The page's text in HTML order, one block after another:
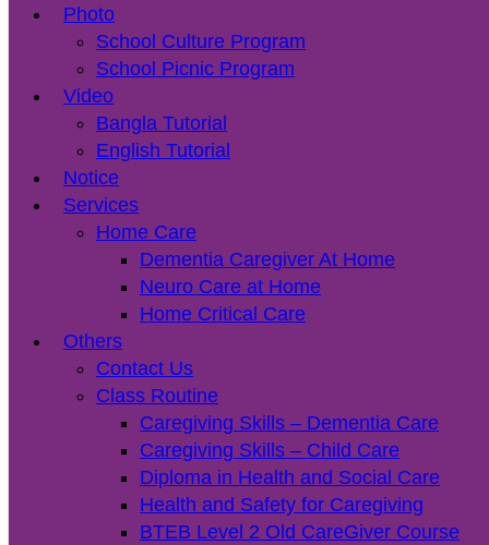
Photo
School Culture Program
School Picnic Program
Video
Bangla Tutorial
English Tutorial
Notice
Services
Home Care
Dementia Caregiver At Home
Neuro Care at Home
Home Critical Care
Others
Contact Us
Class Routine
Caregiving Skills – Dementia Care
Caregiving Skills – Child Care
Diploma in Health and Social Care
Health and Safety for Caregiving
BTEB Level 2 Old CareGiver Course